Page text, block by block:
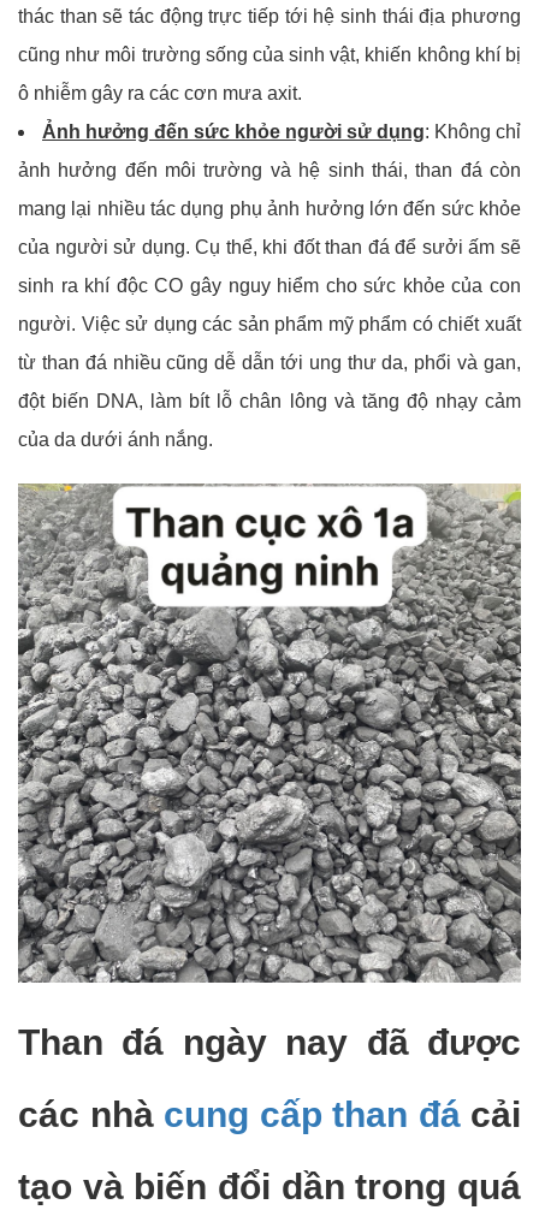
thác than sẽ tác động trực tiếp tới hệ sinh thái địa phương
cũng như môi trường sống của sinh vật, khiến không khí bị
ô nhiễm gây ra các cơn mưa axit.
Ảnh hưởng đến sức khỏe người sử dụng: Không chỉ
ảnh hưởng đến môi trường và hệ sinh thái, than đá còn
mang lại nhiều tác dụng phụ ảnh hưởng lớn đến sức khỏe
của người sử dụng. Cụ thể, khi đốt than đá để sưởi ấm sẽ
sinh ra khí độc CO gây nguy hiểm cho sức khỏe của con
người. Việc sử dụng các sản phẩm mỹ phẩm có chiết xuất
từ than đá nhiều cũng dễ dẫn tới ung thư da, phổi và gan,
đột biến DNA, làm bít lỗ chân lông và tăng độ nhạy cảm
của da dưới ánh nắng.
Than đá ngày nay đã được
các nhà cung cấp than đácải
tạo và biến đổi dần trong quá